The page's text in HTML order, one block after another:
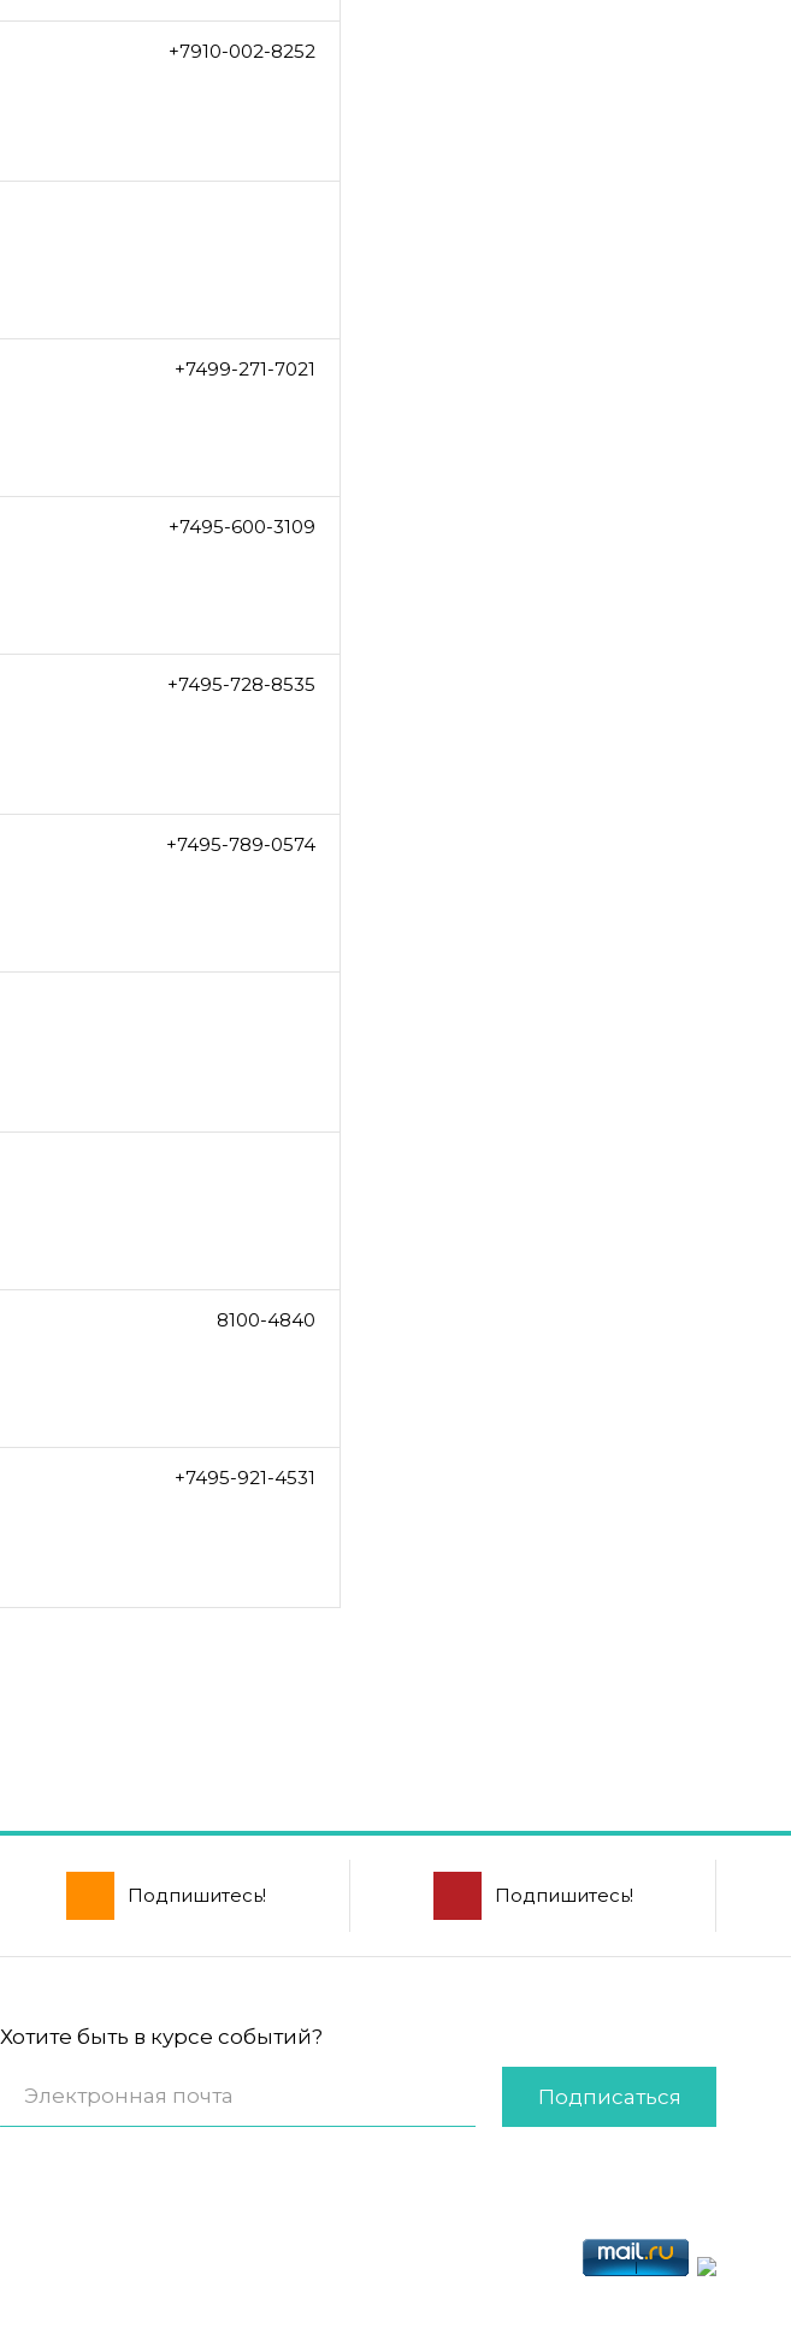
+7910-002-8252
+7499-271-7021
+7495-600-3109
+7495-728-8535
+7495-789-0574
8100-4840
+7495-921-4531
Подпишитесь! Подпишитесь!
Хотите быть в курсе событий?
Подписаться